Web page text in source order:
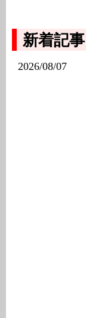
新着記事
2026/08/07